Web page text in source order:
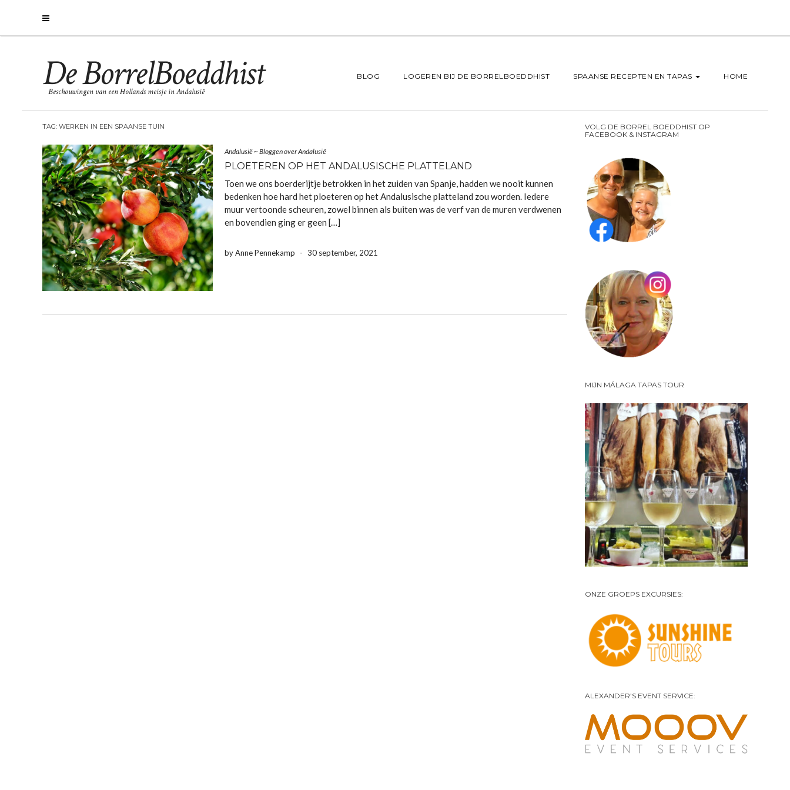
De BorrelBoeddhist
Beschouwingen van een Hollands meisje in Andalusië
BLOG LOGEREN BIJ DE BORRELBOEDDHIST SPAANSE RECEPTEN EN TAPAS HOME
TAG: WERKEN IN EEN SPAANSE TUIN
Andalusië~ Bloggen over Andalusië
PLOETEREN OP HET ANDALUSISCHE PLATTELAND
Toen we ons boerderijtje betrokken in het zuiden van Spanje, hadden we nooit kunnen
bedenken hoe hard het ploeteren op het Andalusische platteland zou worden. Iedere
muur vertoonde scheuren, zowel binnen als buiten was de verf van de muren verdwenen
en bovendien ging er geen […]
by Anne Pennekamp - 30 september, 2021
VOLG DE BORREL BOEDDHIST OP
FACEBOOK & INSTAGRAM
MIJN MÁLAGA TAPAS TOUR
ONZE GROEPS EXCURSIES:
ALEXANDER’S EVENT SERVICE: